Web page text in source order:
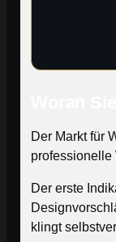
Der Markt für
professionelle
Der erste
klingt